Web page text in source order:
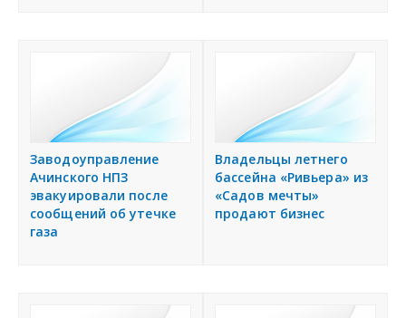
Заводоуправление
Ачинского НПЗ
эвакуировали после
сообщений об утечке
газа
Владельцы летнего
бассейна «Ривьера» из
«Садов мечты»
продают бизнес